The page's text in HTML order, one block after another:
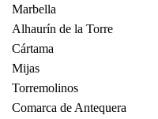
Marbella
Alhaurín de la Torre
Cártama
Mijas
Torremolinos
Comarca de Antequera